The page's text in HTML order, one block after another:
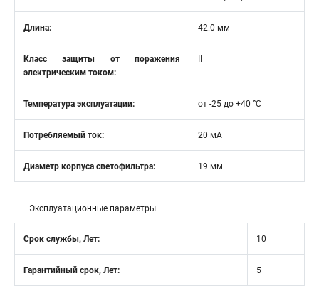
Длина: 42.0 мм
Класс защиты от поражения
электрическим током:
Температура эксплуатации: от -25 до +40 °C
Потребляемый ток: 20 мА
Диаметр корпуса светофильтра: 19 мм
Эксплуатационные параметры
Срок службы, Лет: 10
Гарантийный срок, Лет: 5